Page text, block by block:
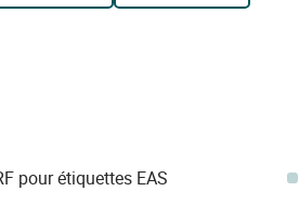
pour étiquettes EAS